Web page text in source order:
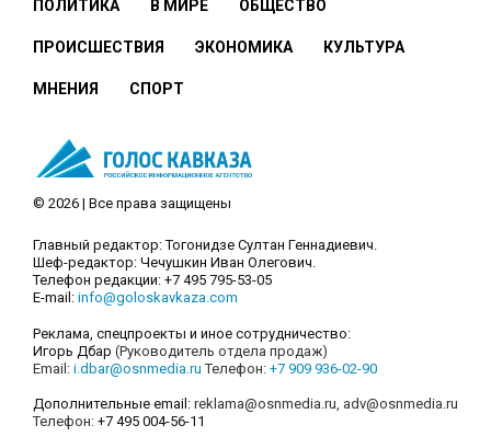
ПОЛИТИКА В МИРЕ ОБЩЕСТВО
ПРОИСШЕСТВИЯ ЭКОНОМИКА КУЛЬТУРА
МНЕНИЯ СПОРТ
© 2026 | Все права защищены
Главный редактор: Тогонидзе Султан Геннадиевич.
Шеф-редактор: Чечушкин Иван Олегович.
Телефон редакции: +7 495 795-53-05
E-mail: info@goloskavkaza.com
Реклама, спецпроекты и иное сотрудничество:
Игорь Дбар (Руководитель отдела продаж)
Email: i.dbar@osnmedia.ru Телефон: +7 909 936-02-90
Дополнительные email: reklama@osnmedia.ru, adv@osnmedia.ru
Телефон: +7 495 004-56-11